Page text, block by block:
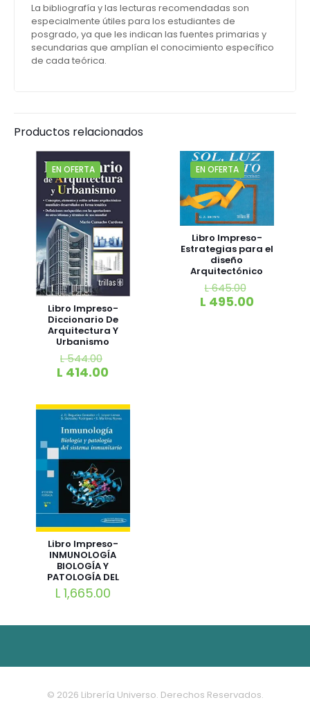
La bibliografía y las lecturas recomendadas son
especialmente útiles para los estudiantes de
posgrado, ya que les indican las fuentes primarias y
secundarias que amplían el conocimiento específico
de cada teórica.
Productos relacionados
EN OFERTA
Libro Impreso-
Diccionario De
Arquitectura Y
Urbanismo
L544.00
L 414.00
EN OFERTA
Libro Impreso-
Estrategias para el
diseño
Arquitectónico
L645.00
L 495.00
Libro Impreso-
INMUNOLOGÍA
BIOLOGÍA Y
PATOLOGÍA DEL
SISTEMA
INMUNITARIO
L1,665.00
© 2026 Librería Universo. Derechos Reservados.